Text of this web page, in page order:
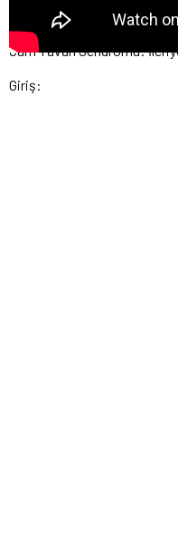
Cam Tavan Sendromu:
Giriş: